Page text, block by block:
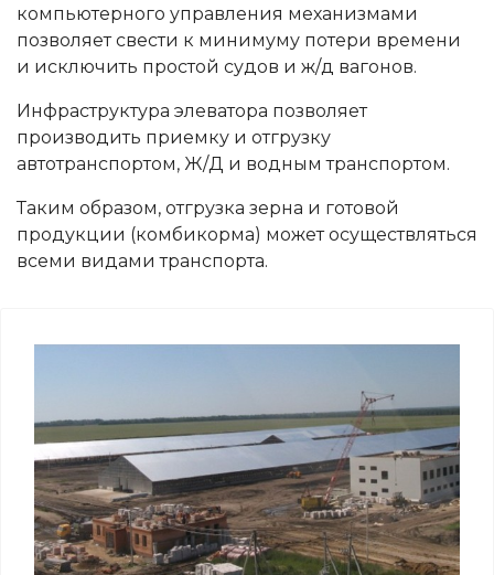
компьютерного управления механизмами
позволяет свести к минимуму потери времени
и исключить простой судов и ж/д вагонов.
Инфраструктура элеватора позволяет
производить приемку и отгрузку
автотранспортом, Ж/Д и водным транспортом.
Таким образом, отгрузка зерна и готовой
продукции (комбикорма) может осуществляться
всеми видами транспорта.